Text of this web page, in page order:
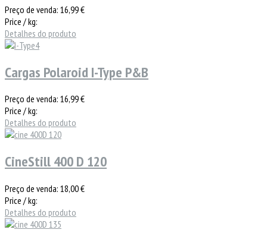
Preço de venda: 16,99 €
Price / kg:
Detalhes do produto
Cargas Polaroid I-Type P&B
Preço de venda: 16,99 €
Price / kg:
Detalhes do produto
CineStill 400 D 120
Preço de venda: 18,00 €
Price / kg:
Detalhes do produto